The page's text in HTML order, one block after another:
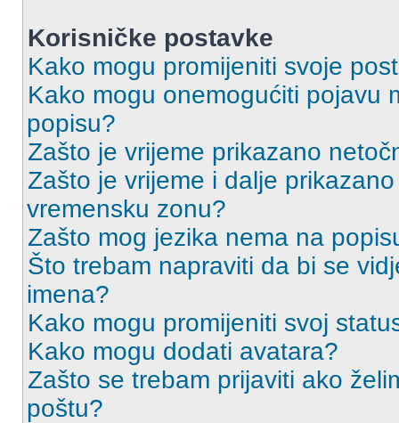
Korisničke postavke
Kako mogu promijeniti svoje
Kako mogu onemogućiti pojavu
popisu?
Zašto je vrijeme prikazano
Zašto je vrijeme i dalje
vremensku zonu?
Zašto mog jezika nema na
Što trebam napraviti da bi se
imena?
Kako mogu promijeniti svoj
Kako mogu dodati avatara?
Zašto se trebam prijaviti ako
poštu?